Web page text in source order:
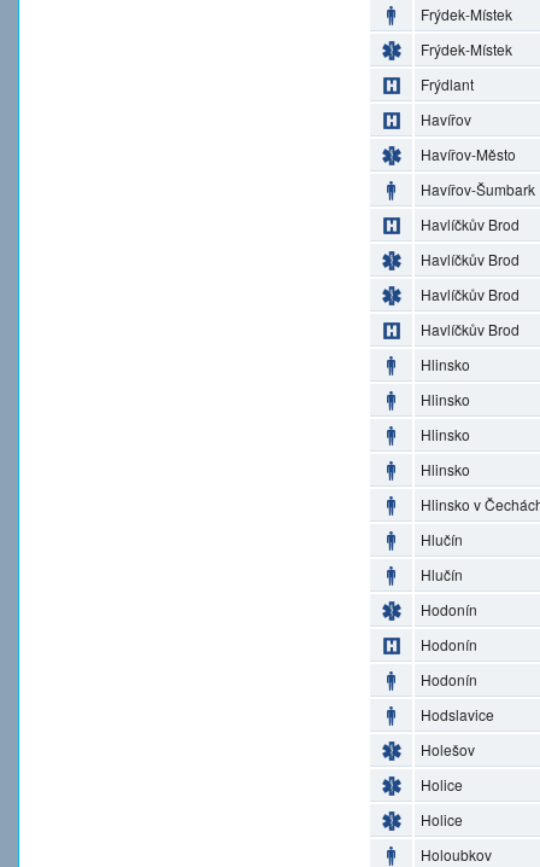
Frýdek-Místek
Frýdek-Místek
Frýdlant
Havířov
Havířov-Město
Havířov-Šumbark
Havlíčkův Brod
Havlíčkův Brod
Havlíčkův Brod
Havlíčkův Brod
Hlinsko
Hlinsko
Hlinsko
Hlinsko
Hlinsko v
Hlučín
Hlučín
Hodonín
Hodonín
Hodonín
Hodslavice
Holešov
Holice
Holice
Holoubkov